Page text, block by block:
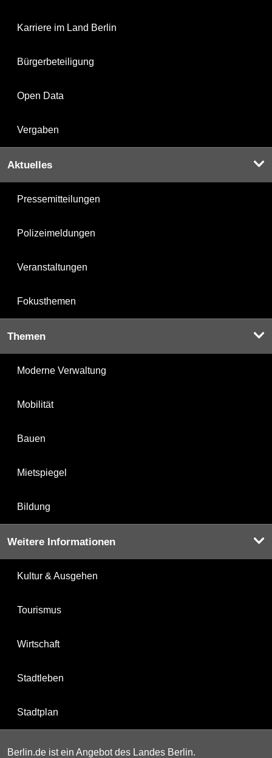
Karriere im Land Berlin
Bürgerbeteiligung
Open Data
Vergaben
Aktuelles
Pressemitteilungen
Polizeimeldungen
Veranstaltungen
Fokusthemen
Themen
Moderne Verwaltung
Mobilität
Bauen
Mietspiegel
Bildung
Weitere Informationen
Kultur & Ausgehen
Tourismus
Wirtschaft
Stadtleben
Stadtplan
Berlin.de ist ein Angebot des Landes Berlin.